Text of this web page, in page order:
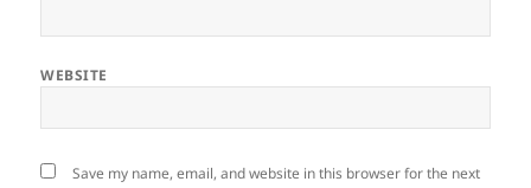
WEBSITE
Save my name, email, and website in this browser for the next